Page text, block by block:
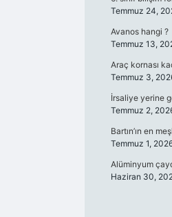
Temmuz 24,
Avanos hangi ?
Temmuz 13,
Araç kornası
Temmuz 3,
İrsaliye yerine
Temmuz 2,
Bartın’ın en
Temmuz 1,
Alüminyum
Haziran 30,